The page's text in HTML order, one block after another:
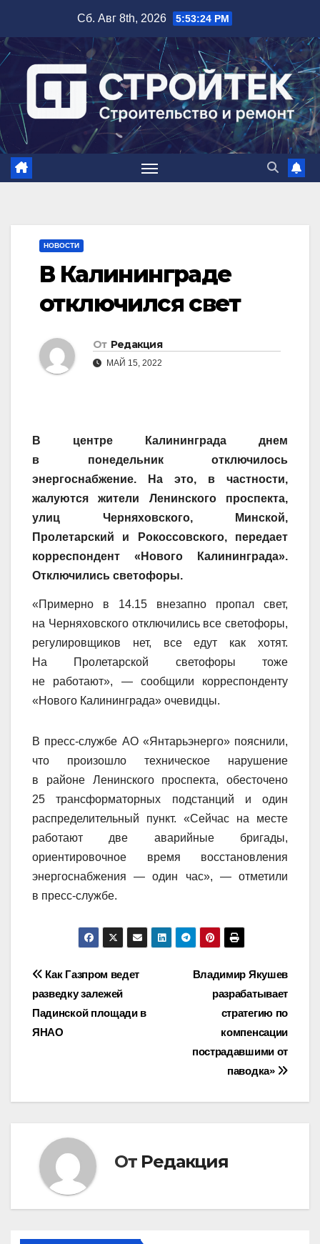
содержимому
Сб. Авг 8th, 2026 5:53:25 PM
НОВОСТИ
В Калининграде
отключился свет
От Редакция
МАЙ 15, 2022
В центре Калининграда днем
в понедельник отключилось
энергоснабжение. На это, в частности,
жалуются жители Ленинского проспекта,
улиц Черняховского, Минской,
Пролетарский и Рокоссовского, передает
корреспондент «Нового Калининграда».
Отключились светофоры.
«Примерно в 14.15 внезапно пропал свет,
на Черняховского отключились все светофоры,
регулировщиков нет, все едут как хотят.
На Пролетарской светофоры тоже
не работают», — сообщили корреспонденту
«Нового Калининграда» очевидцы.
В пресс-службе АО «Янтарьэнерго» пояснили,
что произошло техническое нарушение
в районе Ленинского проспекта, обесточено
25 трансформаторных подстанций и один
распределительный пункт. «Сейчас на месте
работают две аварийные бригады,
ориентировочное время восстановления
энергоснабжения — один час», — отметили
в пресс-службе.
Навигация
по
записям
Владимир Якушев
разрабатывает
стратегию по
компенсации
пострадавшими от
паводка»
Как Газпром ведет
разведку залежей
Падинской площади в
ЯНАО
От Редакция